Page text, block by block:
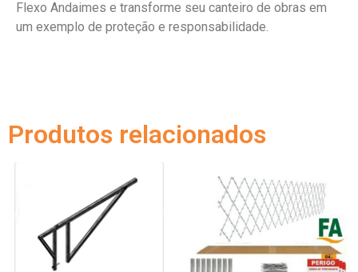
Flexo Andaimes e transforme seu canteiro de obras em
um exemplo de proteção e responsabilidade.
Produtos relacionados